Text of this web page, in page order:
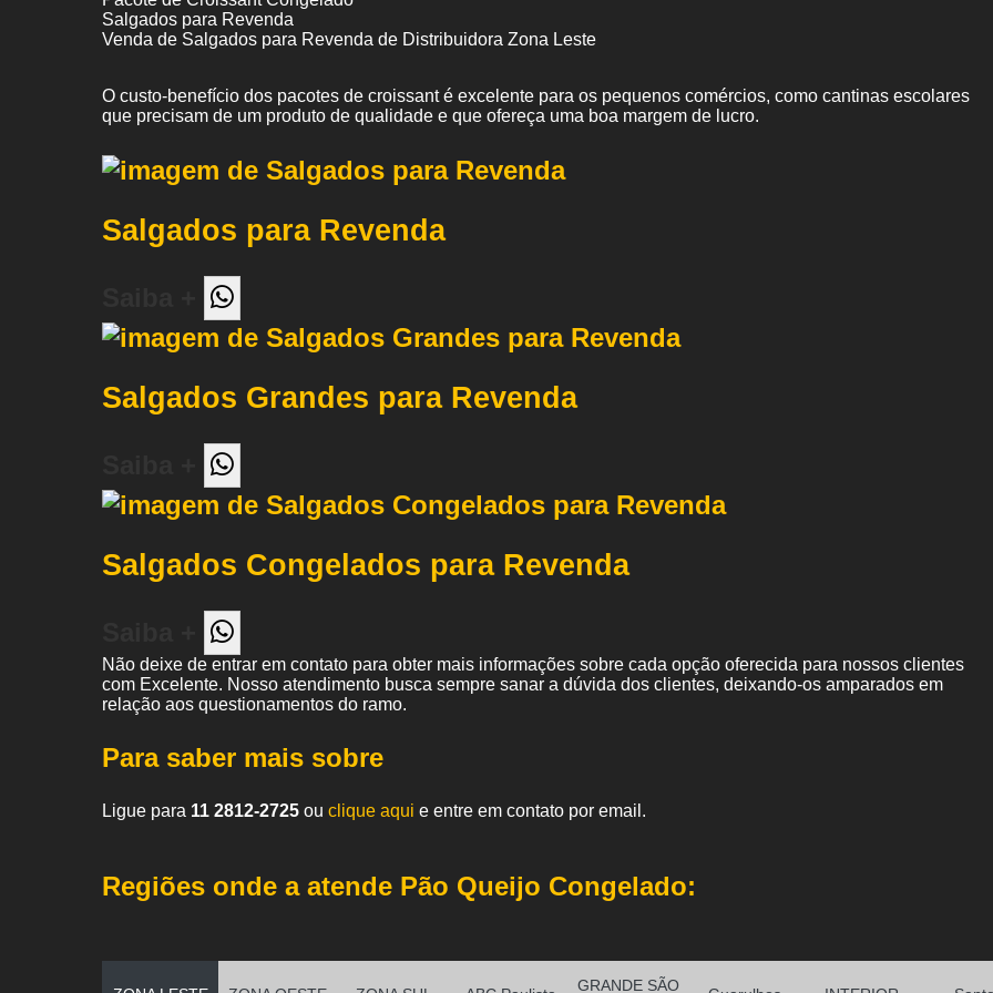
Salgados para Revenda
Venda de Salgados para Revenda de Distribuidora Zona Leste
O custo-benefício dos pacotes de croissant é excelente para os pequenos comércios, como cantinas escolares
que precisam de um produto de qualidade e que ofereça uma boa margem de lucro.
Salgados para Revenda
Salgados Grandes para Revenda
Salgados Congelados para Revenda
Não deixe de entrar em contato para obter mais informações sobre cada opção oferecida para nossos clientes
com Excelente. Nosso atendimento busca sempre sanar a dúvida dos clientes, deixando-os amparados em
relação aos questionamentos do ramo.
Para saber mais sobre
Ligue para 11 2812-2725 ou clique aqui e entre em contato por email.
Regiões onde a atende Pão Queijo Congelado:
GRANDE SÃO